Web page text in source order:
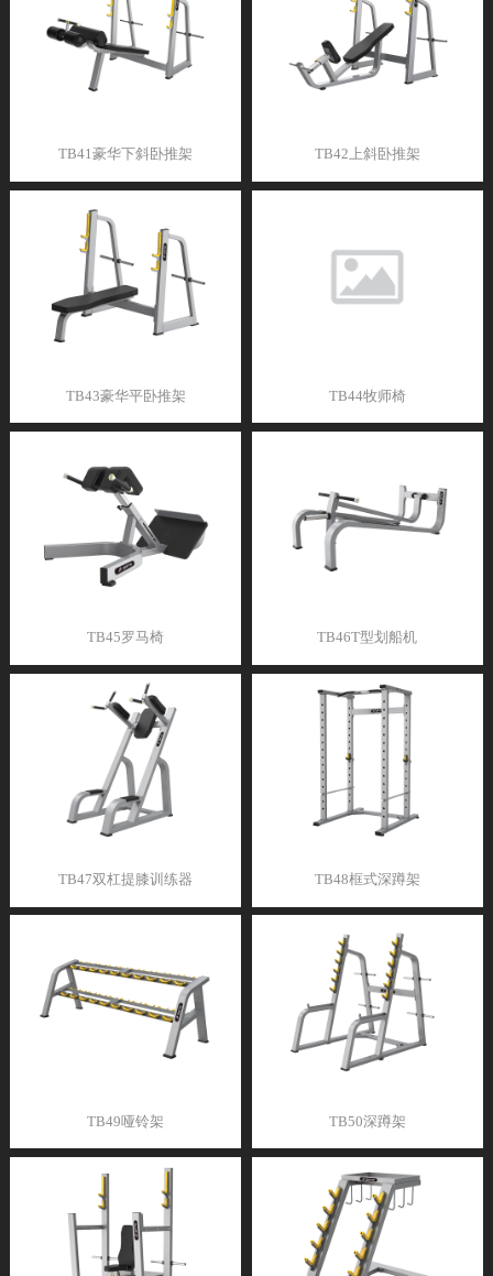
TB41豪华下斜卧推架 TB42上斜卧推架
TB43豪华平卧推架 TB44牧师椅
TB45罗马椅 TB46T型划船机
TB47双杠提膝训练器 TB48框式深蹲架
TB49哑铃架 TB50深蹲架